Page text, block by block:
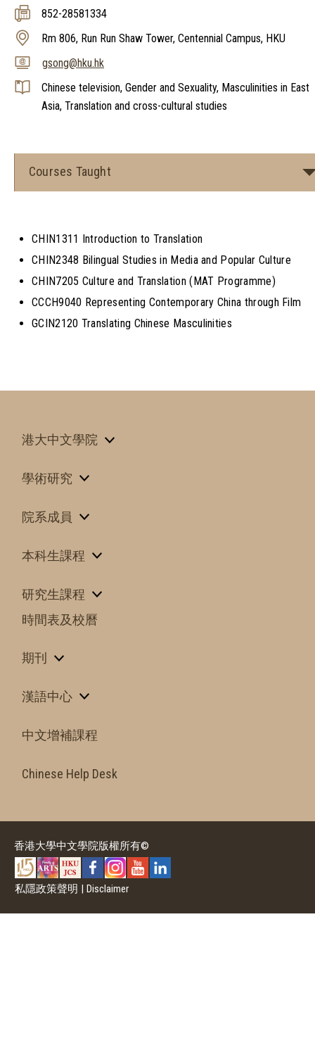
852-28581334
Rm 806, Run Run Shaw Tower, Centennial Campus, HKU
gsong@hku.hk
Chinese television, Gender and Sexuality, Masculinities in East
Asia, Translation and cross-cultural studies
Courses Taught
CHIN1311 Introduction to Translation
CHIN2348 Bilingual Studies in Media and Popular Culture
CHIN7205 Culture and Translation (MAT Programme)
CCCH9040 Representing Contemporary China through Film
GCIN2120 Translating Chinese Masculinities
港大中文學院
學術研究
院系成員
本科生課程
研究生課程
時間表及校曆
期刊
漢語中心
中文增補課程
Chinese Help Desk
香港大學中文學院版權所有©
私隱政策聲明 | Disclaimer